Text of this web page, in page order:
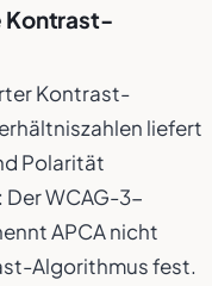
Kontrast-
Kontrast-
liefert
Polarität
Der WCAG-3-
APCA nicht
Algorithmus fest.